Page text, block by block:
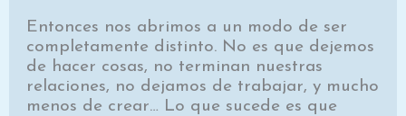
Entonces nos abrimos a un modo de ser
completamente distinto. No es que dejemos
de hacer cosas, no terminan nuestras
relaciones, no dejamos de trabajar, y mucho
menos de crear… Lo que sucede es que